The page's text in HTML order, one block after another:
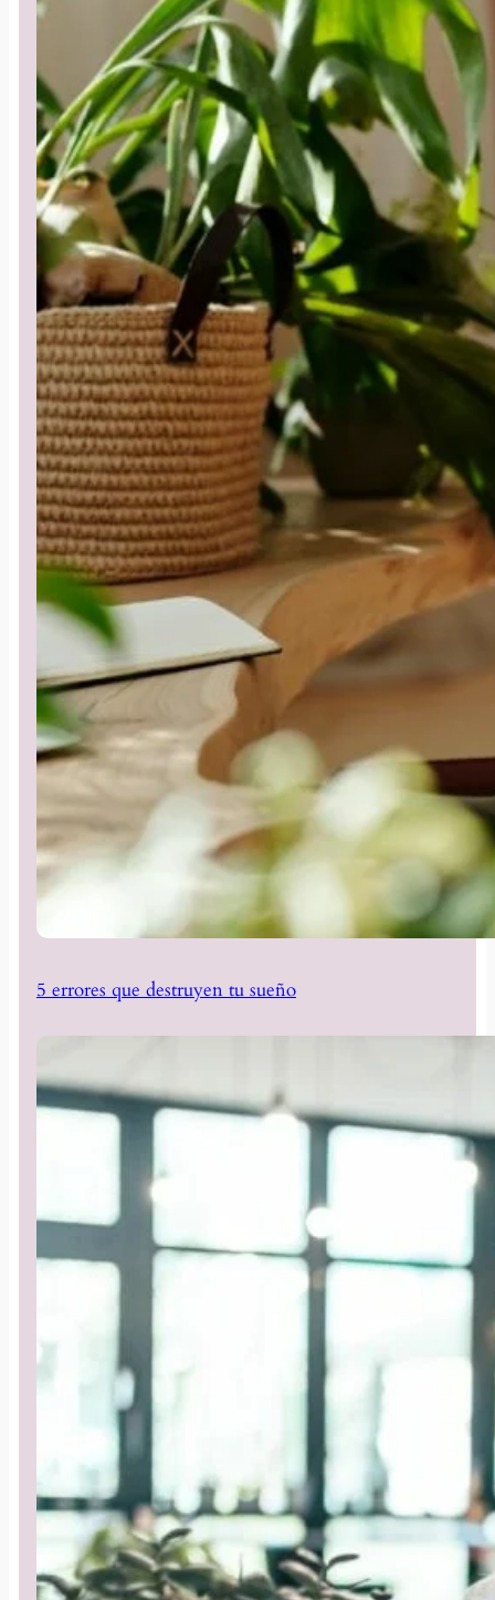
5 errores que destruyen tu sueño